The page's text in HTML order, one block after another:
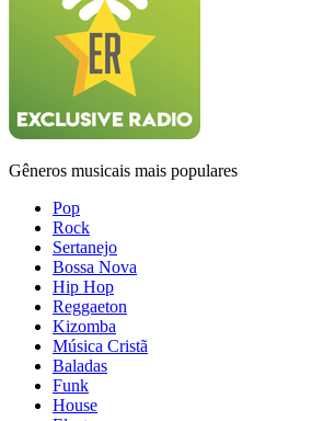
Gêneros musicais mais populares
Pop
Rock
Sertanejo
Bossa Nova
Hip Hop
Reggaeton
Kizomba
Música Cristã
Baladas
Funk
House